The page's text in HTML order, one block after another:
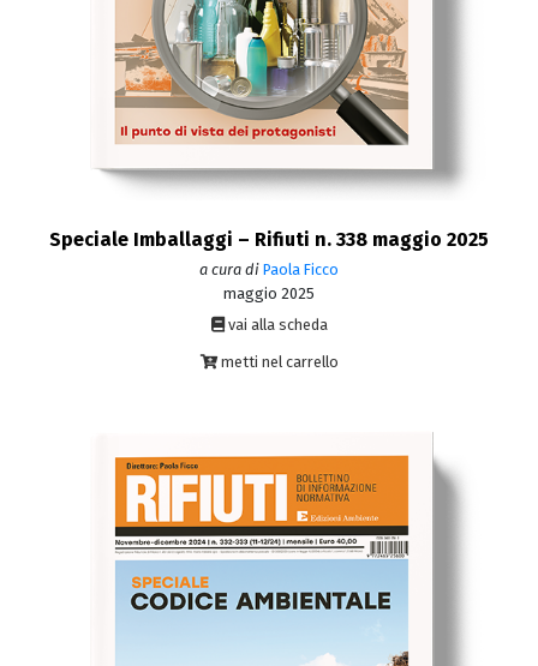
Speciale Imballaggi – Rifiuti n. 338 maggio 2025
a cura di Paola Ficco
maggio 2025
vai alla scheda
metti nel carrello